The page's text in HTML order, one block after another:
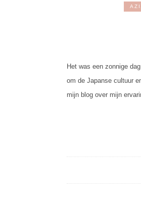
Het was een zonnige
om de Japanse cultuur
mijn blog over mijn